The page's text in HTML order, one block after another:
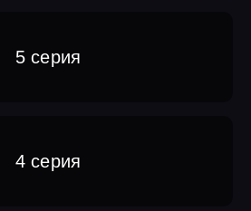
5 серия
4 серия